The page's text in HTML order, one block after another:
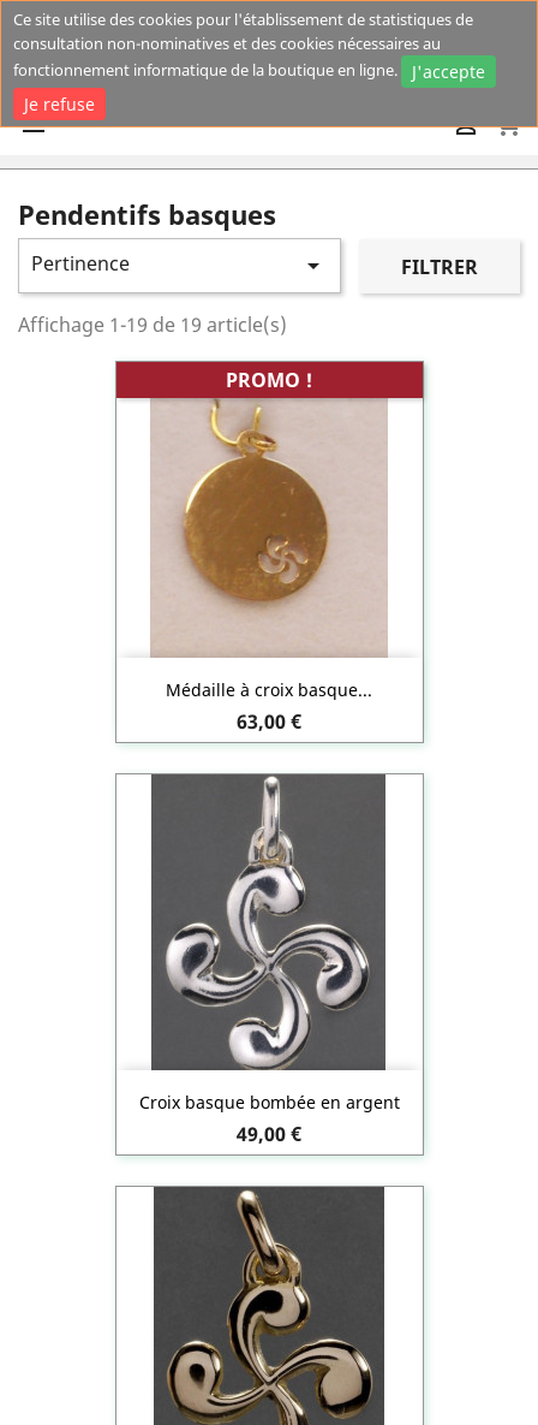
Ce site utilise des cookies pour l'établissement de statistiques de
consultation non-nominatives et des cookies nécessaires au
fonctionnement informatique de la boutique en ligne.
J'accepte
Je refuse
 shopping_cart

Pendentifs basques
Pertinence  FILTRER
Affichage 1-19 de 19 article(s)
Médaille à croix basque...
Prix
63,00 €
PROMO !
Croix basque bombée en argent
Prix
49,00 €